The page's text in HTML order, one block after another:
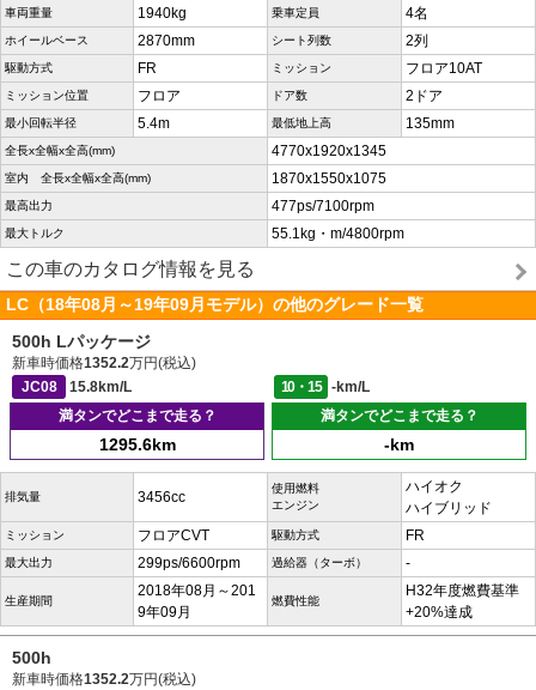
車両重量 1940kg 乗車定員 4名
ホイールベース 2870mm シート列数 2列
駆動方式 FR ミッション フロア10AT
ミッション位置 フロア ドア数 2ドア
最小回転半径 5.4m 最低地上高 135mm
全長x全幅x全高(mm) 4770x1920x1345
室内 全長x全幅x全高(mm) 1870x1550x1075
最高出力 477ps/7100rpm
最大トルク 55.1kg・m/4800rpm
この車のカタログ情報を見る
LC（18年08月～19年09月モデル）の他のグレード一覧
500h Lパッケージ
新車時価格1352.2万円(税込)
JC08
15.8km/L 10・15
-km/L
満タンでどこまで走る？
1295.6km
満タンでどこまで走る？
-km
排気量 3456cc
使用燃料
エンジン
ハイオク
ハイブリッド
ミッション フロアCVT 駆動方式 FR
最大出力 299ps/6600rpm 過給器（ターボ） -
生産期間
2018年08月～201
9年09月
燃費性能
H32年度燃費基準
+20%達成
500h
新車時価格1352.2万円(税込)